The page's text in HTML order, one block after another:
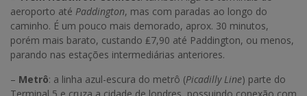
aeroporto até Paddington, mas com paradas ao longo do
caminho. É um pouco mais demorado, aprox. 30 minutos,
porém mais barato, custando ₤7,90 até Paddington, ou menos,
parando nas estações intermediárias anteriores.
– Metrô: a linha azul-escura do metrô (Picadilly Line) parte do